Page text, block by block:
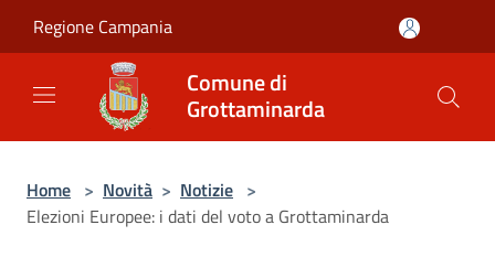
Regione Campania
Comune di
Grottaminarda
Home > Novità > Notizie >
Elezioni Europee: i dati del voto a Grottaminarda